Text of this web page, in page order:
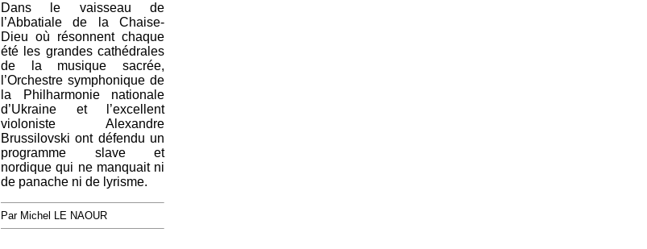
Dans le vaisseau de
l’Abbatiale de la Chaise-
Dieu où résonnent chaque
été les grandes cathédrales
de la musique sacrée,
l’Orchestre symphonique de
la Philharmonie nationale
d’Ukraine et l’excellent
violoniste Alexandre
Brussilovski ont défendu un
programme slave et
nordique qui ne manquait ni
de panache ni de lyrisme.
Par Michel LE NAOUR